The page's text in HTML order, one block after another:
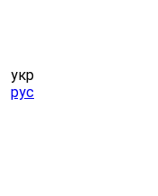
укр
рус